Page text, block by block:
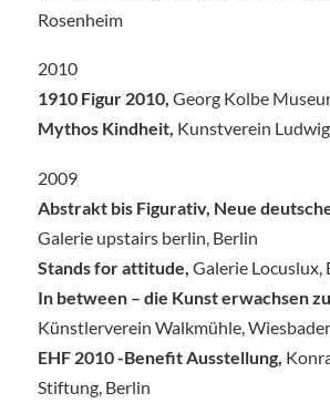
Rosenheim
2010
1910 Figur 2010, Georg Kolbe
Mythos Kindheit, Kunstverein
2009
Abstrakt bis Figurativ, Neue
Galerie upstairs berlin, Berlin
Stands for attitude, Galerie Locuslux,
In between – die Kunst erwachsen
Künstlerverein Walkmühle,
EHF 2010 -Benefit Ausstellung,
Stiftung, Berlin